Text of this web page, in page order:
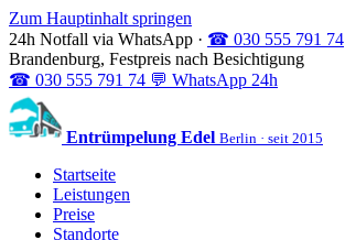
Zum Hauptinhalt springen
24h Notfall via WhatsApp · ☎ 030 555 791 74
Brandenburg, Festpreis nach Besichtigung
☎ 030 555 791 74 💬 WhatsApp 24h
Entrümpelung Edel Berlin · seit 2015
Startseite
Leistungen
Preise
Standorte